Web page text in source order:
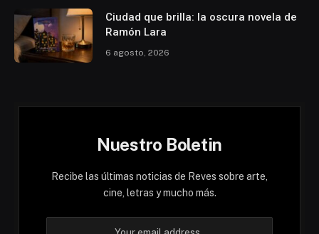
Ciudad que brilla: la oscura novela de
Ramón Lara
6 agosto, 2026
Nuestro Boletin
Recibe las últimas noticias de Reves sobre arte,
cine, letras y mucho más.